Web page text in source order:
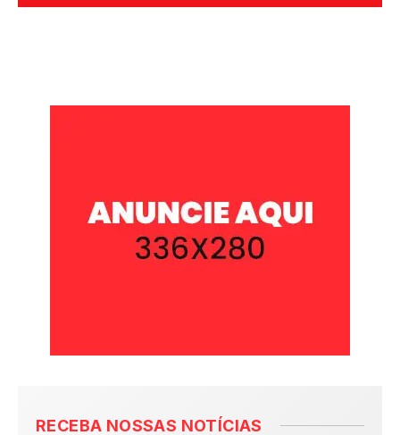
RECEBA NOSSAS NOTÍCIAS